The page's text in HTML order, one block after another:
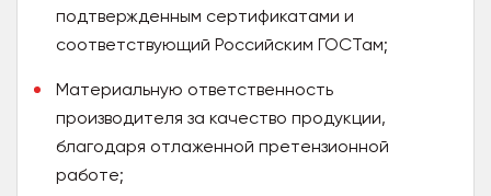
подтвержденным сертификатами и
соответствующий Российским ГОСТам;
Материальную ответственность
производителя за качество продукции,
благодаря отлаженной претензионной
работе;